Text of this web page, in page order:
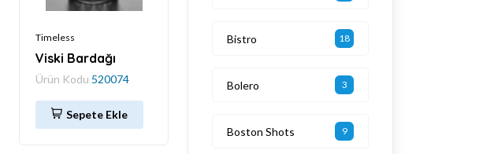
Timeless
Viski Bardağı
Ürün Kodu 520074
Sepete Ekle
Bistro 18
Bolero 3
Boston Shots 9